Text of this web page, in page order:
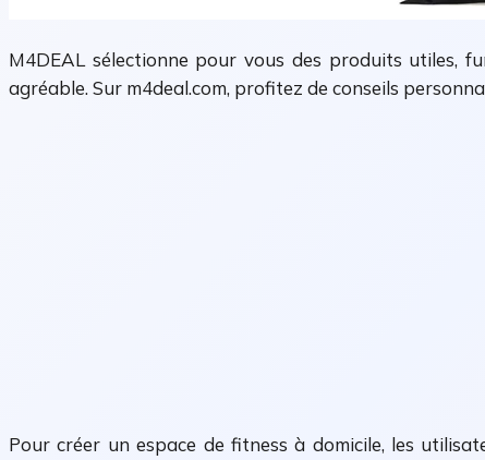
M4DEAL sélectionne pour vous des produits utiles,
agréable. Sur m4deal.com, profitez de conseils
Pour créer un espace de fitness à domicile, les